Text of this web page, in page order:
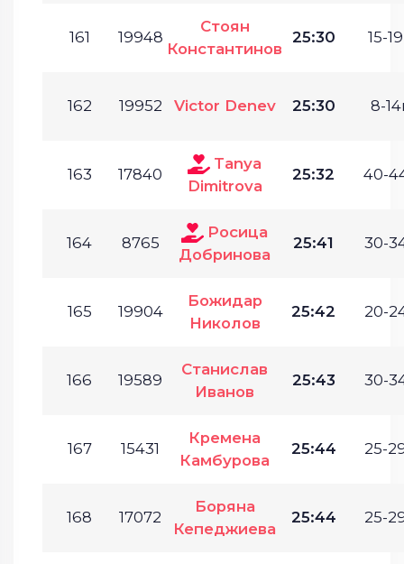
161 19948
Стоян
Константинов
25:30 15-
162 19952 Victor Denev 25:30 8-
163 17840
Tanya
Dimitrova
25:32 40-
164 8765
Росица
Добринова
25:41 30-
165 19904
Божидар
Николов
25:42 20-
166 19589
Станислав
Иванов
25:43 30-
167 15431
Кремена
Камбурова
25:44 25-
168 17072
Боряна
Кепеджиева
25:44 25-